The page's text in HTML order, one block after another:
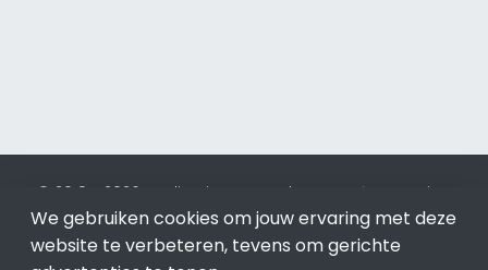
© 2019 - 2026 Realisatie en SEO door SEO-bureau
Lion
Internet. Betaal alleen voor bewezen resultaten?SEO
optimalisatie No Cure No Pay.Maastrichtis onderdeel van
Lion Internet.
We gebruiken cookies om jouw ervaring met deze
website te verbeteren, tevens om gerichte